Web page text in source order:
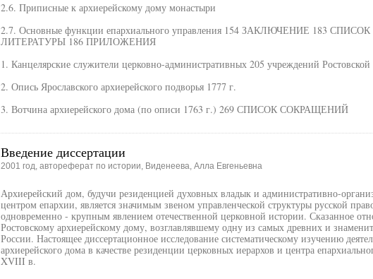
2.6. Приписные к архиерейскому дому монастыри
2.7. Основные функции епархиального управления 154 ЗАКЛЮЧЕНИЕ 183
ЛИТЕРАТУРЫ 186 ПРИЛОЖЕНИЯ
1. Канцелярские служители церковно-административных 205 учреждений Ростовской
2. Опись Ярославского архиерейского подворья 1777 г.
3. Вотчина архиерейского дома (по описи 1763 г.) 269 СПИСОК СОКРАЩЕНИЙ
Введение диссертации
2001 год, автореферат по истории, Виденеева, Алла Евгеньевна
Архиерейский дом, будучи резиденцией духовных владык и административно-
центром епархии, является значимым звеном управленческой структуры русской
одновременно - крупным явлением отечественной церковной истории. Сказанное
Ростовскому архиерейскому дому, возглавлявшему одну из самых древних и
России. Настоящее диссертационное исследование систематическому изучению
архиерейского дома в качестве резиденции церковных иерархов и центра
XVIII в.